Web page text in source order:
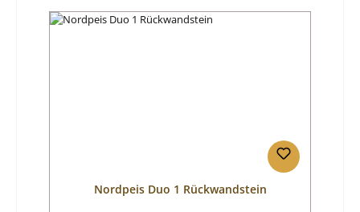
Nordpeis Duo 1 Rückwandstein